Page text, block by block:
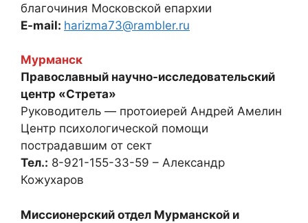
благочиния Московской епархии
E-mail: harizma73@rambler.ru
Мурманск
Православный научно-исследовательский
центр «Стрета»
Руководитель — протоиерей Андрей Амелин
Центр психологической помощи
пострадавшим от сект
Тел.: 8-921-155-33-59 – Александр
Кожухаров
Миссионерский отдел Мурманской и